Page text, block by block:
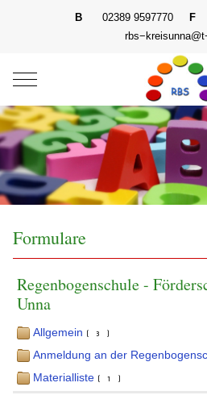
B 02389 9597770 F
Mobile Menu Toggle
Formulare
Regenbogenschule -
Unna
Allgemein (3)
Anmeldung an der
Materialliste (1)